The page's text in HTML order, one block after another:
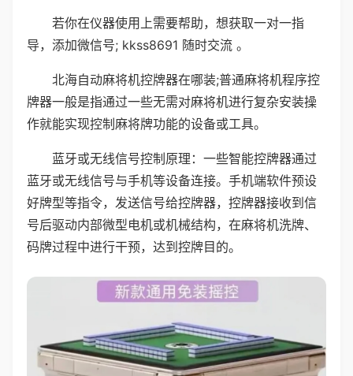
若你在仪器使用上需要帮助，想获取一对一指
导，添加微信号; kkss8691 随时交流 。
北海自动麻将机控牌器在哪装;普通麻将机程序控
牌器一般是指通过一些无需对麻将机进行复杂安装操
作就能实现控制麻将牌功能的设备或工具。
蓝牙或无线信号控制原理：一些智能控牌器通过
蓝牙或无线信号与手机等设备连接。手机端软件预设
好牌型等指令，发送信号给控牌器，控牌器接收到信
号后驱动内部微型电机或机械结构，在麻将机洗牌、
码牌过程中进行干预，达到控牌目的。